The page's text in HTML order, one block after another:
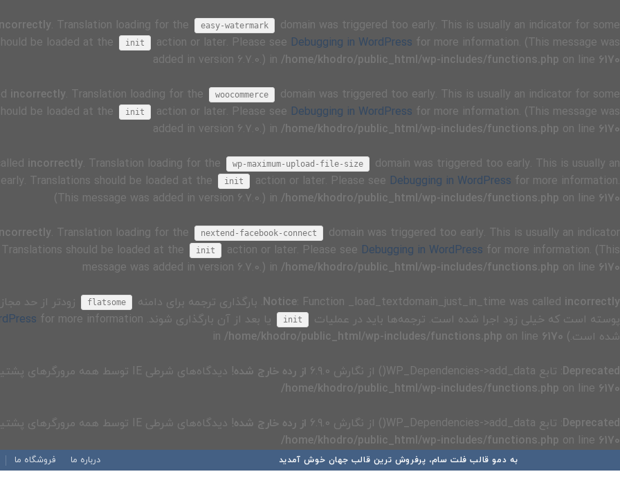
. Translation loading for the easy-watermark
domain was triggered too early. This is usually an indicator for some
be loaded at the
init action or later. Please see Debugging in WordPress for more information. (This message was
added in version 6.7.0.) in /home/khodro/public_html/wp-includes/functions.php on line 6170
incorrectly. Translation loading for the woocommerce
domain was triggered too early. This is usually an indicator for some
be loaded at the
init action or later. Please see Debugging in WordPress for more information. (This message was
added in version 6.7.0.) in /home/khodro/public_html/wp-includes/functions.php on line 6170
incorrectly. Translation loading for the wp-maximum-upload-file-size
domain was triggered too early. This is usually an
Translations should be loaded at the
init action or later. Please see Debugging in WordPress for more information.
(This message was added in version 6.7.0.) in /home/khodro/public_html/wp-includes/functions.php on line 6170
. Translation loading for the nextend-facebook-connect
domain was triggered too early. This is usually an indicator
should be loaded at the
init action or later. Please see Debugging in WordPress for more information. (This
message was added in version 6.7.0.) in /home/khodro/public_html/wp-includes/functions.php on line 6170
Notice: Function _load_textdomain_just_in_time was called incorrectly . بارگذاری ترجمه برای دامنه flatsome
زودتر از حد
پوسته است که خیلی زود اجرا شده است. ترجمه‌ها باید در عملیات
init یا بعد از آن بارگذاری شوند. Please see
شده است.) in
/home/khodro/public_html/wp-includes/functions.php on line 6170
Deprecated: تابع WP_Dependencies->add_data() از نگارش 6.9.0 از رده خارج شده! دیدگاه‌های شرطی IE توسط همه مرورگرهای پشتیبانی شده نادیده گرفته می‌شوند. in
/home/khodro/public_html/wp-includes/functions.php on line 6170
Deprecated: تابع WP_Dependencies->add_data() از نگارش 6.9.0 از رده خارج شده! دیدگاه‌های شرطی IE توسط همه مرورگرهای پشتیبانی شده نادیده گرفته می‌شوند. in
/home/khodro/public_html/wp-includes/functions.php on line 6170
به
به دمو قالب فلت سام، پرفروش ترین قالب جهان خوش آمدید درباره ما فروشگاه ما